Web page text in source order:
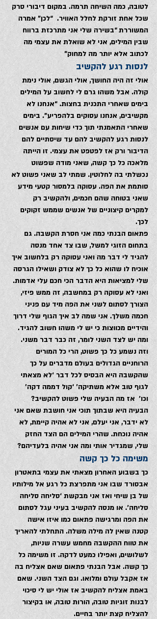
לטובה, כמה השיחה תרמה. במקום דיבורי סרק
שכל אחת זורקת לחלל האוויר.  “לכן” אמרה
המשוררת “בשירה שלי אני מתרכזת ברווח
שבין המילים, אני לא שואלת את עצמי מה
לכתוב אלא יותר מה למחוק”
לנסות רגע להקשיב
אולי זה היה החושך, אולי הגשם, אולי נימת
קולה. אבל משהו גרם לי לחשוב על המילים
בימים שאחרי התכנית בחצות. “אנחנו לא
מקשיבים, אנחנו עסוקים בלהפריע”. בימים
שאחרי התאמנתי תוך כדי שיחות עם אנשים
לנסות רגע להקשיב להם עד שיסתיים להם
הדיבור ורק אז לפטפט את עצמי. זו הייתה
מלאכה כל כך קשה, שאני מודה שפשוט
נכשלתי בה לחלוטין. שמתי לב שאני פשוט לא
סותמת את הפה. עסוקה בלמסור קטעי מידע
שאני בטוחה שהם חכמים, ולהקשיב רק
למקרים קיצוניים של אנשים שממש זקוקים
לכך.
פתאום הבנתי כמה אני חסרת הקשבה. גם
בתחום הזוגי למשל, שבו צד אחד מנסה
להגיד לי דבר מה ואני עסוקה רק בלחשוב איך
אוכיח לו שהוא כל כך לא צודק ושאילו הגרסה
שלי למציאות היא הדבר הכי חכם עלי אדמות.
ואני לא עסוקה רק במחשבה, זה ממש פיזי,
הצורך לסתום לשני את הפה מיד עם פניני
חכמה משלך. אני שמה לב איך הגוף שלי דרוך
והידיים מכווצות כי יש לי משהו חשוב להגיד.
ומה יש לצד השני לומר, זה כבר דבר משני.
וזה נשמע כל כך פשוט, הרי כל המורים
הרוחניים הגדולים בעולם מדברים על כך
שהקשבה היא הבסיס לכל דבר ‘לא מצאתי
לגוף טוב אלא משתיקה’ ‘קול דממה דקה’
וכו’  אז מה הבעיה שלי פשוט להקשיב?
הבעיה היא שבתוך תוכי אני חושבת שאם אני
לא ידבר, אני יעלם, אני לא אהיה קיימת, לא
אהיה נוכחת. שהרי המילים הם הצד החזק
שלי, שמגדיר אותי ומה אני אהיה בלעדיהם?
משימה כל כך קשה
כך בשבוע האחרון מצאתי את עצמי בתאטרון
אבסורד שבו אני מתפרצת כל רגע אל מילותיו
של בן שיחי ואז אני מבקשת ‘סליחה סליחה
סליחה’. או מנסה להקשיב בעיני עגל לסתום
את הפה ומרגישה פתאום כמו איזו אישה
קטנה שאין לה מילה משלה. התחלתי להאריך
את טווח ההקשבה מחמש עשרה שניות,
לשלושים, ואפילו כמעט לדקה. זו משימה כל
כך קשה. אבל הבנתי פתאום שאם אצליח בה
אז אקבל עולם ומלואו. וגם הצד השני. שאם
באמת אצליח להקשיב אז אולי יש לי סיכוי
לבנות זוגיות טובה, הורות טובה, או בקיצור
להצליח קצת יותר בחיים.